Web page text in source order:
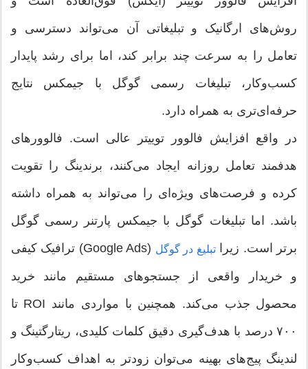
روش‌های ارگانیک و تبلیغاتی آن می‌تواند دسترسی و
تعامل را به سرعت چند برابر کند، اما برای رشد پایدار
کسب‌وکار، تبلیغات رسمی گوگل با جیمکس نتایج
حرفه‌ای‌تری به همراه دارد.
در واقع افزایش فالوور توییتر عالی است. فالوورهای
هدفمند تعامل روزانه ایجاد می‌کنند، برندینگ را تقویت
کرده و فرصت‌های ویژه‌ای را می‌تواند به همراه داشته
باشد. اما تبلیغات گوگل با جیمکس پارتنر رسمی گوگل
برتر است. زیراتبلیغ در گوگل (Google Ads) ترافیک کیفی
و خریدار واقعی از جستجوهای مستقیم مانند خرید
محصول جذب می‌کند. همچنین با مواردی مانند ROI تا
۷۰۰ درصد با هدف‌گیری دقیق کلمات کلیدی، ریتارگتینگ و
لندینگ پیج‌های بهینه می‌توان زودتر به اهداف کسب‌وکار